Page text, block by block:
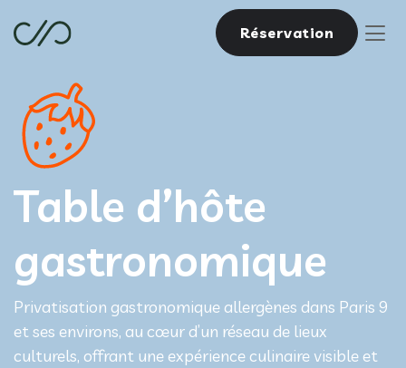
Réservation
Table d’hôte
gastronomique
Privatisation gastronomique allergènes dans Paris 9
et ses environs, au cœur d’un réseau de lieux
culturels, offrant une expérience culinaire visible et